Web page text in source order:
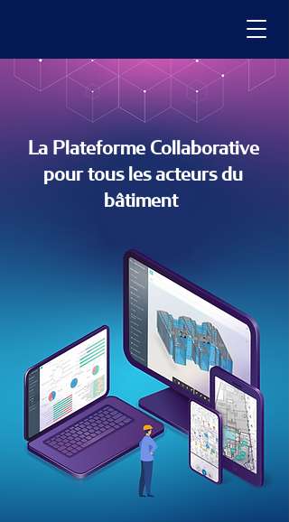
La Plateforme Collaborative
pour tous les acteurs du
bâtiment